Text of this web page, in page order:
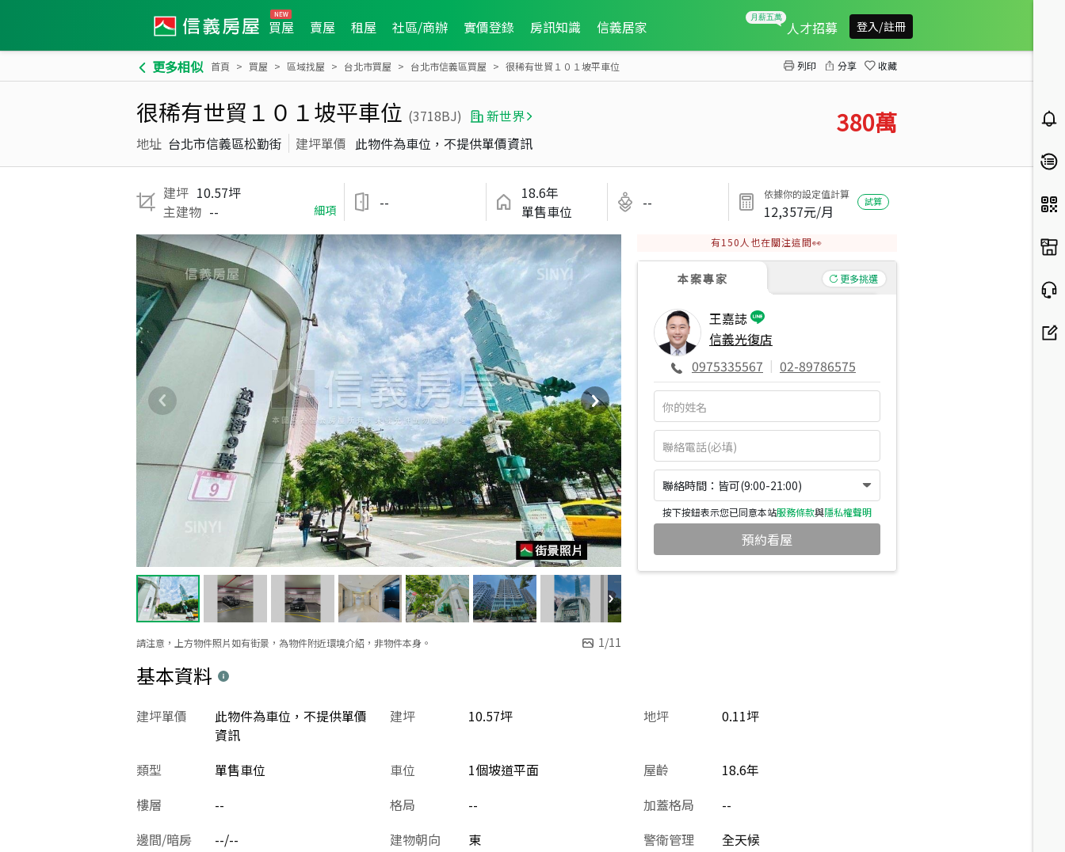
買屋 賣屋 租屋 社區/商辦 實價登錄 房訊知識 信義居家 人才招募 登入/註冊
更多相似 首頁 買屋 區域找屋 台北市買屋 台北市信義區買屋 很稀有世貿１０１坡平車位 列印 分享 收藏
很稀有世貿１０１坡平車位 (3718BJ)
新世界
地址 台北市信義區松勤街 建坪單價 此物件為車位，不提供單價資訊
380萬
建坪 10.57坪
主建物 -- 細項 --
18.6年
單售車位
-- 依據你的設定值計算
12,357元/月
試算
請注意，上方物件照片如有街景，為物件附近環境介紹，非物件本身。 1/11
有150 人也在關注這間👀
本案專家 更多挑選
王嘉誌
信義光復店
0975335567 | 02-89786575
聯絡時間：皆可(9:00-21:00)
按下按鈕表示您已同意本站服務條款與隱私權聲明
預約看屋
基本資料
建坪 10.57坪
建坪單價
此物件為車位，不提供單價
資訊
地坪 0.11坪
格局 -- 加蓋格局 --
屋齡 18.6年
類型
單售車位
樓層
--
車位 1個坡道平面
邊間/暗房 --/-- 建物朝向 東 警衛管理
全天候